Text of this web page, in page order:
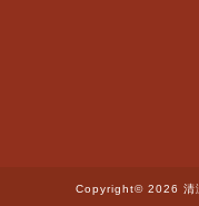
Copyright© 2026 清